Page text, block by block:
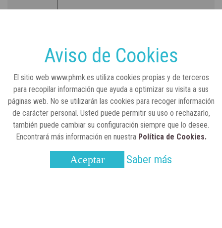
Lilly impulsa "Razones de Peso" para
visibilizar la obesidad
25 de marzo, 2023 ENTRE BASTIDORES
Real Academia Nacional de Farmacia: un
la sociedad actual
Aviso de Cookies
El sitio web www.phmk.es utiliza cookies propias y de terceros
para recopilar información que ayuda a optimizar su visita a sus
páginas web. No se utilizarán las cookies para recoger información
de carácter personal. Usted puede permitir su uso o rechazarlo,
también puede cambiar su configuración siempre que lo desee.
Encontrará más información en nuestra Política de Cookies.
Aceptar Saber más